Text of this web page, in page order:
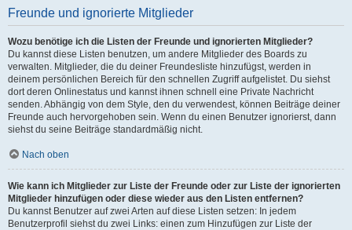
Freunde und ignorierte Mitglieder
Wozu benötige ich die Listen der Freunde und ignorierten Mitglieder?
Du kannst diese Listen benutzen, um andere Mitglieder des Boards zu
verwalten. Mitglieder, die du deiner Freundesliste hinzufügst, werden in
deinem persönlichen Bereich für den schnellen Zugriff aufgelistet. Du siehst
dort deren Onlinestatus und kannst ihnen schnell eine Private Nachricht
senden. Abhängig von dem Style, den du verwendest, können Beiträge deiner
Freunde auch hervorgehoben sein. Wenn du einen Benutzer ignorierst, dann
siehst du seine Beiträge standardmäßig nicht.
Nach oben
Wie kann ich Mitglieder zur Liste der Freunde oder zur Liste der ignorierten
Mitglieder hinzufügen oder diese wieder aus den Listen entfernen?
Du kannst Benutzer auf zwei Arten auf diese Listen setzen: In jedem
Benutzerprofil siehst du zwei Links: einen zum Hinzufügen zur Liste der